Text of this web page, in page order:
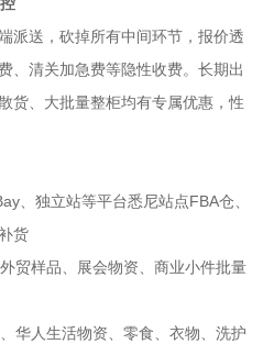
派送，砍掉所有中间环节，报价透
、清关加急费等隐性收费。长期出
货、大批量整柜均有专属优惠，性
、独立站等平台悉尼站点FBA仓、
货
贸样品、展会物资、商业小件批量
华人生活物资、零食、衣物、洗护